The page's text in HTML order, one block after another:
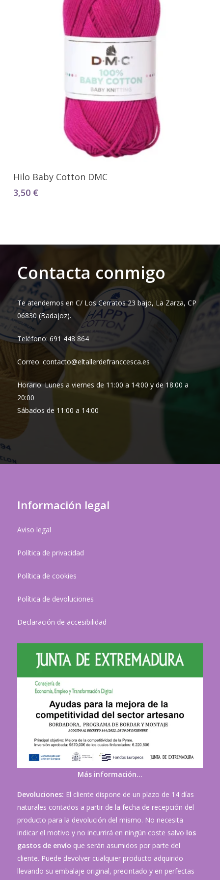
Seleccionar Opciones
Hilo Baby Cotton DMC
3,50 €
Contacta conmigo
Te atendemos en C/ Los Cerratos 23 bajo, La Zarza, CP
06830 (Badajoz).
Teléfono: 691 448 864
Correo: contacto@eltallerdefranccesca.es
Horario: Lunes a viernes de 11:00 a 14:00 y de 18:00 a
20:00
Sábados de 11:00 a 14:00
Información legal
Aviso legal
Política de privacidad
Política de cookies
Política de devoluciones
Declaración de accesibilidad
Más información…
Devoluciones: El cliente dispone de un plazo de 14 días
naturales contados a partir de la fecha de recepción del
producto para la devolución del mismo. No necesita
indicar el motivo y no incurrirá en ningún coste salvo los
gastos de envío que serán asumidos por parte del
cliente. Puede devolver cualquier producto adquirido
llevando su embalaje original, precintado y en perfectas